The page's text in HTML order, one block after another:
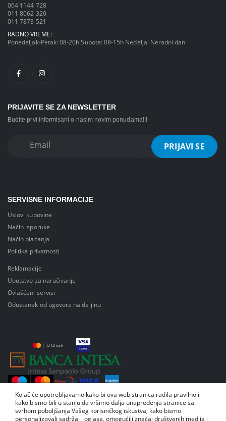
064 1144 728
011 8062 320
011 7873 521
RADNO VREME:
Ponedeljak-Petak: 08-20h Subota: 08-15h Nedelja: Neradni dan
PRIJAVITE SE ZA NEWSLETTER
Budite prvi informisani o nasim novim ponudama!!!
SERVISNE INFORMACIJE
Uslovi kupovine
Način isporuke
Način plaćanja
Politika privatnosti
Reklamacije
Uputstvo za naručivanje
Ovlašćeni servisi
Odustanak od ugovora na daljinu
Kolačiće upotrebljavamo kako bi ova web stranica radila pravilno i
kako bismo bili u stanju da vršimo dalja unapređenja stranice sa
svrhom poboljšanja Vašeg korisničkog iskustva, kako bismo
personalizovali sadržaj i oglase, omogućili značaj društvenih medija i